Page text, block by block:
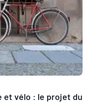
vélo : le projet du